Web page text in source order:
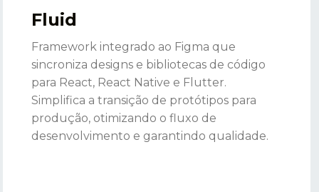
Fluid
Framework integrado ao Figma que
sincroniza designs e bibliotecas de código
para React, React Native e Flutter.
Simplifica a transição de protótipos para
produção, otimizando o fluxo de
desenvolvimento e garantindo qualidade.